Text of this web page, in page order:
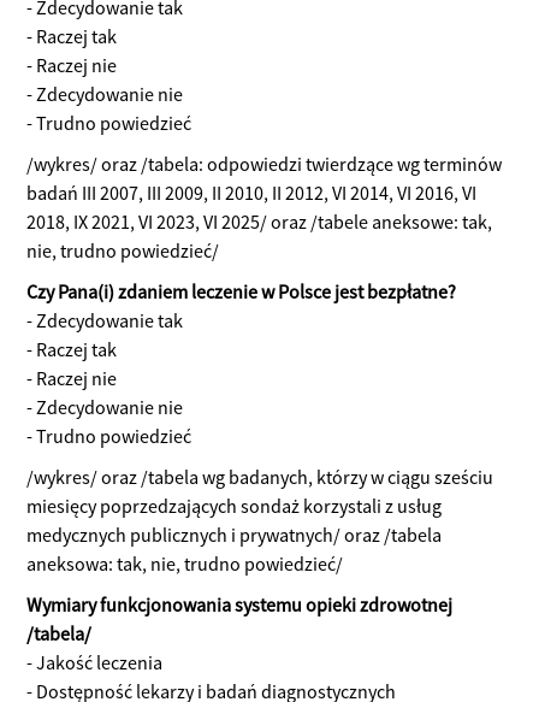
- Zdecydowanie tak
- Raczej tak
- Raczej nie
- Zdecydowanie nie
- Trudno powiedzieć
/wykres/ oraz /tabela: odpowiedzi twierdzące wg terminów
badań III 2007, III 2009, II 2010, II 2012, VI 2014, VI 2016, VI
2018, IX 2021, VI 2023, VI 2025/ oraz /tabele aneksowe: tak,
nie, trudno powiedzieć/
Czy Pana(i) zdaniem leczenie w Polsce jest bezpłatne?
- Zdecydowanie tak
- Raczej tak
- Raczej nie
- Zdecydowanie nie
- Trudno powiedzieć
/wykres/ oraz /tabela wg badanych, którzy w ciągu sześciu
miesięcy poprzedzających sondaż korzystali z usług
medycznych publicznych i prywatnych/ oraz /tabela
aneksowa: tak, nie, trudno powiedzieć/
Wymiary funkcjonowania systemu opieki zdrowotnej
/tabela/
- Jakość leczenia
- Dostępność lekarzy i badań diagnostycznych